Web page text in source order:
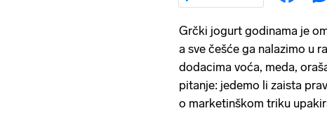
Grčki jogurt godinama je
a sve češće ga nalazimo u
dodacima voća, meda,
pitanje: jedemo li zaista
o marketinškom triku